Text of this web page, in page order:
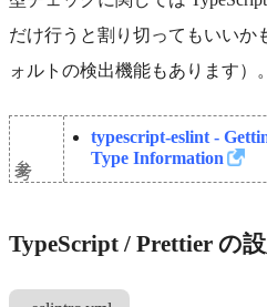
だけ行うと割り切ってもいいか
ォルトの検出機能もあります）。
typescript-eslint -
Type Information
TypeScript / Prettier の